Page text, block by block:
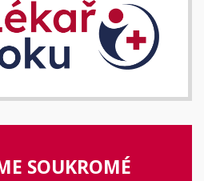
SOUKROMÉ